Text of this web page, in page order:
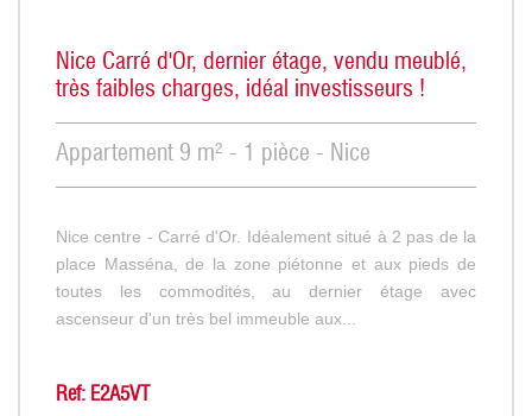
Nice Carré d'Or, dernier étage, vendu meublé,
très faibles charges, idéal investisseurs !
Appartement 9 m² - 1 pièce - Nice
Nice centre - Carré d'Or. Idéalement situé à 2 pas de la
place Masséna, de la zone piétonne et aux pieds de
toutes les commodités, au dernier étage avec
ascenseur d'un très bel immeuble aux...
Ref: E2A5VT